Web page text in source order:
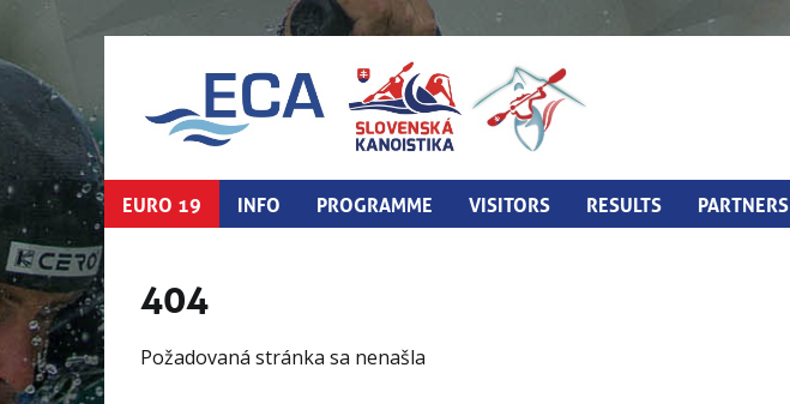
EURO 19 INFO PROGRAMME VISITORS RESULTS PARTNERS
404
Požadovaná stránka sa nenašla